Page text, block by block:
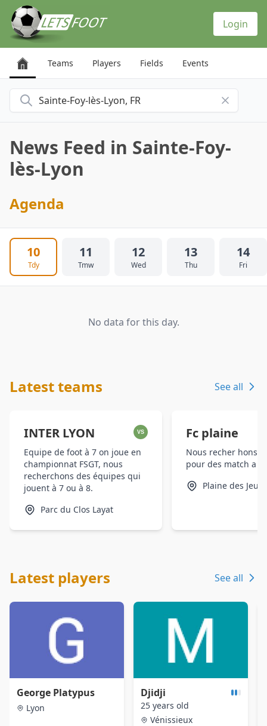
Login
Teams Players Fields Events
Search for a city
News Feed in Sainte-Foy-
lès-Lyon
Agenda
10
Tdy
11
Tmw
12
Wed
13
Thu
14
Fri
No data for this day.
Latest teams See all
INTER LYON VS
Equipe de foot à 7 on joue en
championnat FSGT, nous
recherchons des équipes qui
jouent à 7 ou à 8.
Parc du Clos Layat
Fc plaine
Nous recher hons
pour des match a
Plaine des
Latest players See all
George Platypus
Lyon
Djidji
25 years old
Vénissieux
Cookies management panel